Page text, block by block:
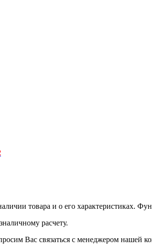
товара и о его характеристиках.
расчету.
Вас связаться с менеджером